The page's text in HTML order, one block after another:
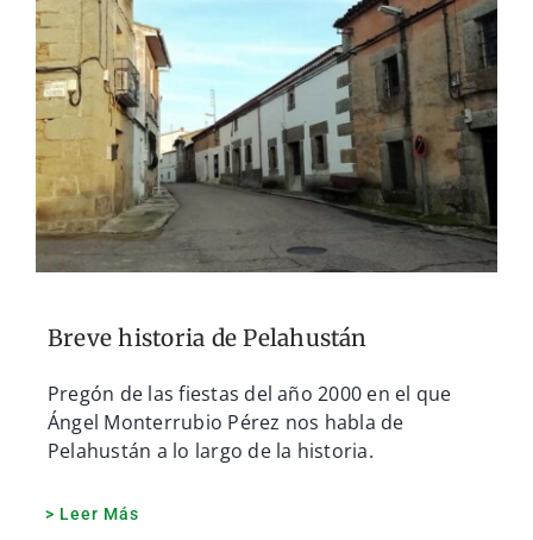
Breve historia de Pelahustán
Pregón de las fiestas del año 2000 en el que
Ángel Monterrubio Pérez nos habla de
Pelahustán a lo largo de la historia.
> Leer Más